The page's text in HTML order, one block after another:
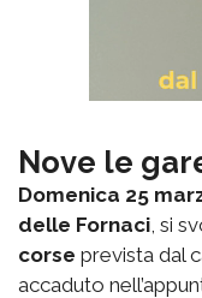
Nove le
Domenica 25
delle Fornaci , si
corse prevista dal
accaduto